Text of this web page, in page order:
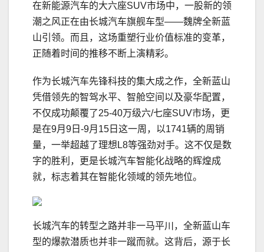
在新能源汽车的大六座SUV市场中，一股新的领
潮之风正在由长城汽车旗舰车型——魏牌全新蓝
山引领。而且，这场重塑行业价值标准的变革，
正随着时间的推移不断上演精彩。
作为长城汽车先锋科技的集大成之作，全新蓝山
凭借领先的智驾水平、智舱空间以及豪华配置，
不仅成功颠覆了25-40万级六/七座SUV市场，更
是在9月9日-9月15日这一周，以1741辆的周销
量，一举超越了理想L8等强劲对手。这不仅是数
字的胜利，更是长城汽车智能化战略的辉煌成
就，标志着其在智能化领域的领先地位。
长城汽车的转型之路并非一马平川，全新蓝山车
型的爆款潜质也并非一蹴而就。这背后，源于长